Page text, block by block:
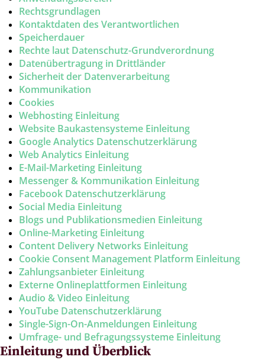
Rechtsgrundlagen
Kontaktdaten des Verantwortlichen
Speicherdauer
Rechte laut Datenschutz-Grundverordnung
Datenübertragung in Drittländer
Sicherheit der Datenverarbeitung
Kommunikation
Cookies
Webhosting Einleitung
Website Baukastensysteme Einleitung
Google Analytics Datenschutzerklärung
Web Analytics Einleitung
E-Mail-Marketing Einleitung
Messenger & Kommunikation Einleitung
Facebook Datenschutzerklärung
Social Media Einleitung
Blogs und Publikationsmedien Einleitung
Online-Marketing Einleitung
Content Delivery Networks Einleitung
Cookie Consent Management Platform Einleitung
Zahlungsanbieter Einleitung
Externe Onlineplattformen Einleitung
Audio & Video Einleitung
YouTube Datenschutzerklärung
Single-Sign-On-Anmeldungen Einleitung
Umfrage- und Befragungssysteme Einleitung
Einleitung und Überblick